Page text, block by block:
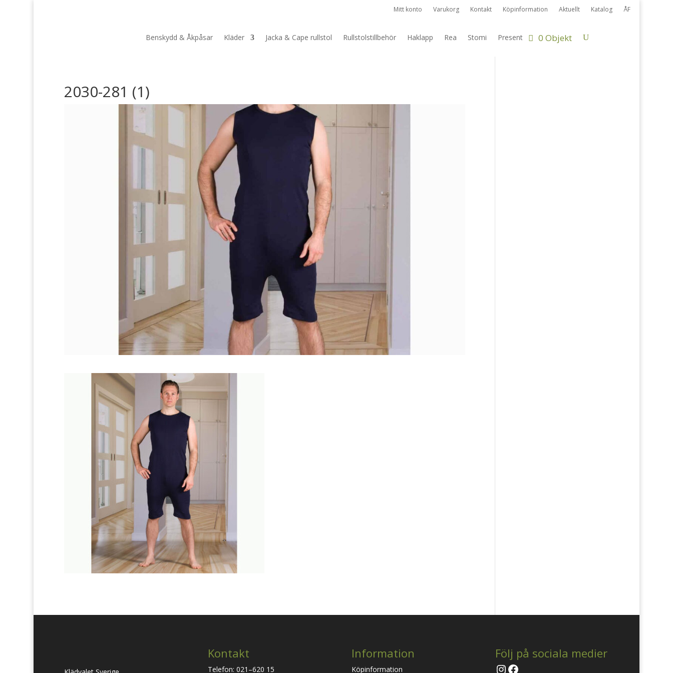
Mitt konto Varukorg Kontakt Köpinformation Aktuellt Katalog ÅF
Benskydd & Åkpåsar Kläder Jacka & Cape rullstol Rullstolstillbehör Haklapp Rea Stomi Present 0 Objekt
2030-281 (1)
Kontakt
Telefon: 021–620 15
Information
Köpinformation
Följ på sociala medier
Instagram
Facebook